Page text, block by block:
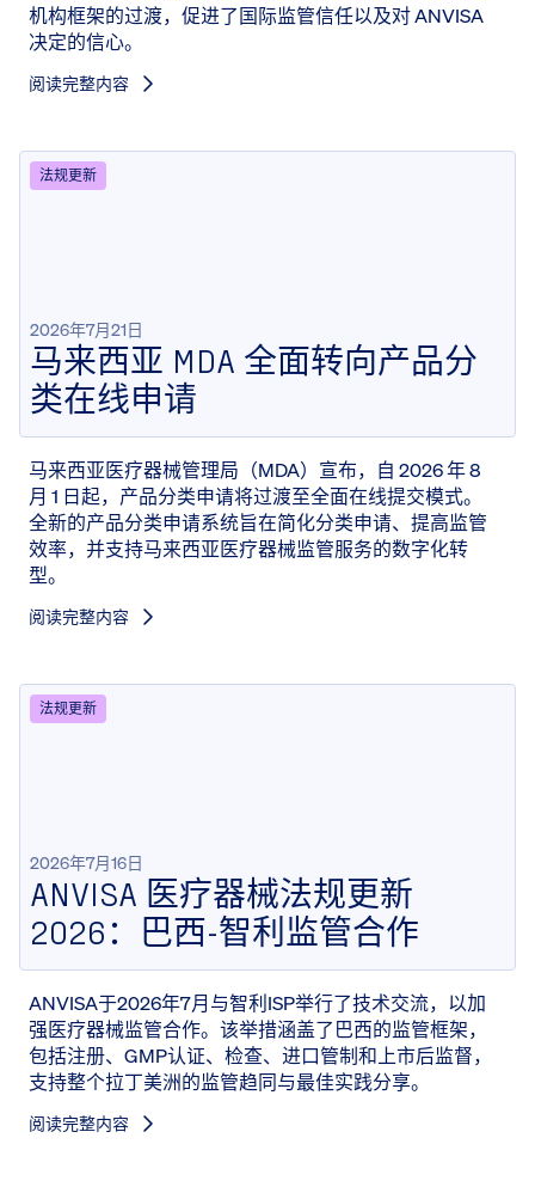
机构框架的过渡，促进了国际监管信任以及对 ANVISA
决定的信心。
阅读完整内容
法规更新
2026年7月21日
马来西亚 MDA 全面转向产品分
类在线申请
马来西亚医疗器械管理局（MDA）宣布，自 2026 年 8
月 1 日起，产品分类申请将过渡至全面在线提交模式。
全新的产品分类申请系统旨在简化分类申请、提高监管
效率，并支持马来西亚医疗器械监管服务的数字化转
型。
阅读完整内容
法规更新
2026年7月16日
ANVISA 医疗器械法规更新
2026：巴西-智利监管合作
ANVISA于2026年7月与智利ISP举行了技术交流，以加
强医疗器械监管合作。该举措涵盖了巴西的监管框架，
包括注册、GMP认证、检查、进口管制和上市后监督，
支持整个拉丁美洲的监管趋同与最佳实践分享。
阅读完整内容